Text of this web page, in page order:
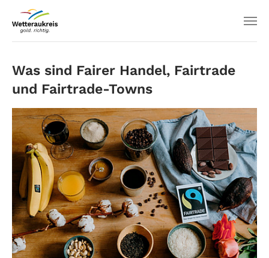
Was sind Fairer Handel, Fairtrade
und Fairtrade-Towns